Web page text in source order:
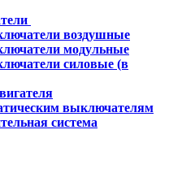
воздушные
модульные
силовые (в
выключателям
система